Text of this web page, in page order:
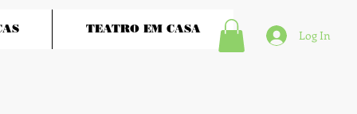
TEATRO EM CASA Log In